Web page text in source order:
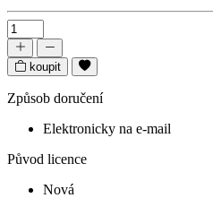
koupit
Způsob doručení
Elektronicky na e-mail
Původ licence
Nová